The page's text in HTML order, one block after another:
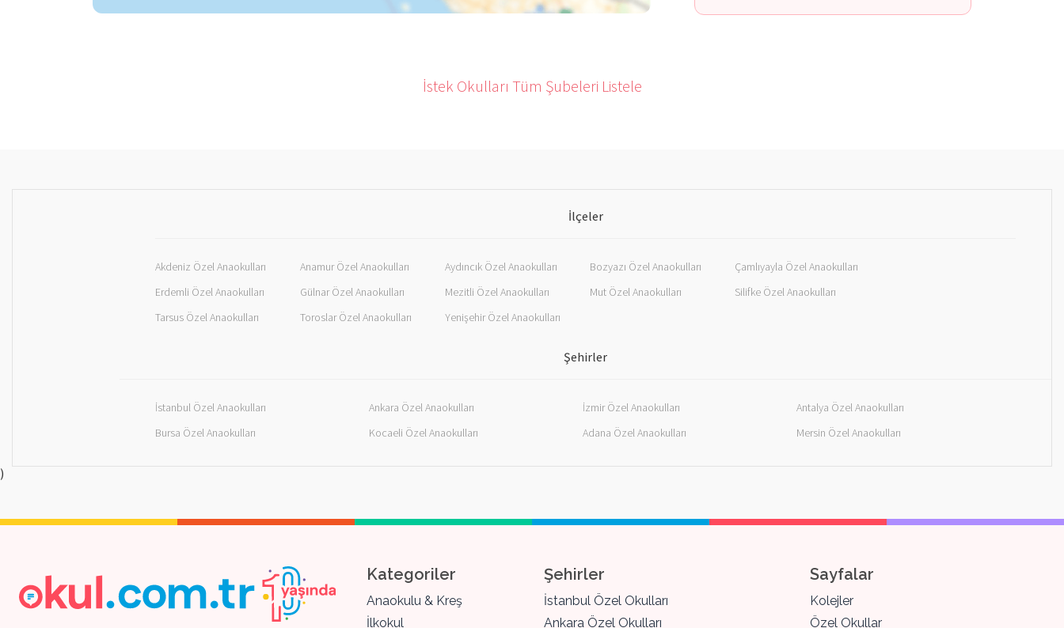
İstek Okulları Tüm Şubeleri Listele
İlçeler
Akdeniz Özel Anaokulları Anamur Özel Anaokulları Aydıncık Özel Anaokulları Bozyazı Özel Anaokulları
Çamlıyayla Özel Anaokulları
Erdemli Özel Anaokulları
Gülnar Özel Anaokulları Mezitli Özel Anaokulları Mut Özel Anaokulları
Silifke Özel Anaokulları
Tarsus Özel Anaokulları
Toroslar Özel Anaokulları Yenişehir Özel Anaokulları
Şehirler
İstanbul Özel Anaokulları Ankara Özel Anaokulları İzmir Özel Anaokulları
Antalya Özel Anaokulları
Bursa Özel Anaokulları
Kocaeli Özel Anaokulları Adana Özel Anaokulları Mersin Özel Anaokulları
)
Kategoriler
Anaokulu & Kreş
İlkokul
Şehirler
İstanbul Özel Okulları
Ankara Özel Okulları
Sayfalar
Kolejler
Özel Okullar